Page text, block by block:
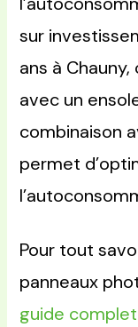
sur
ans à
avec un
combinaison
permet
Pour tout
panneaux
guide